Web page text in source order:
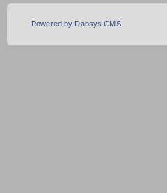
Powered by Dabsys CMS